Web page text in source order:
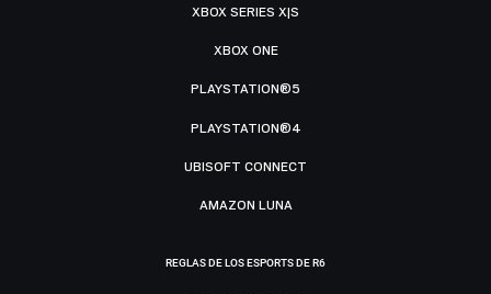
XBOX SERIES X|S
XBOX ONE
PLAYSTATION®5
PLAYSTATION®4
UBISOFT CONNECT
AMAZON LUNA
REGLAS DE LOS ESPORTS DE R6